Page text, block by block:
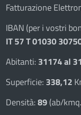
Fatturazione
IBAN (per i vostri
IT 57 T 01030
Abitanti: 31174 al
Superficie: 338,12
Densità:89(ab/